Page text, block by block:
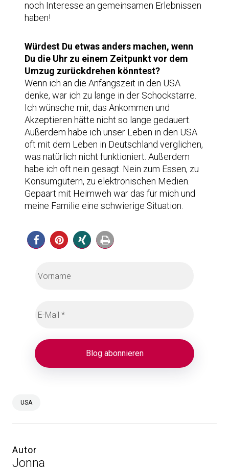
noch Interesse an gemeinsamen Erlebnissen
haben!
Würdest Du etwas anders machen, wenn
Du die Uhr zu einem Zeitpunkt vor dem
Umzug zurückdrehen könntest?
Wenn ich an die Anfangszeit in den USA
denke, war ich zu lange in der Schockstarre.
Ich wünsche mir, das Ankommen und
Akzeptieren hätte nicht so lange gedauert.
Außerdem habe ich unser Leben in den USA
oft mit dem Leben in Deutschland verglichen,
was natürlich nicht funktioniert. Außerdem
habe ich oft nein gesagt. Nein zum Essen, zu
Konsumgütern, zu elektronischen Medien.
Gepaart mit Heimweh war das für mich und
meine Familie eine schwierige Situation.
USA
Autor
Jonna